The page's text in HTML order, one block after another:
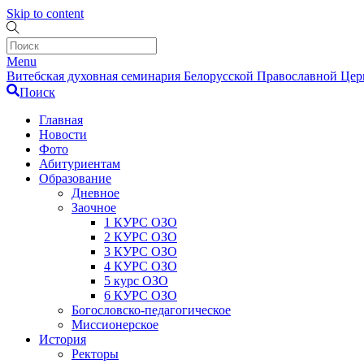
Skip to content
Menu
Витебская духовная семинария Белорусской Православной
Поиск
Главная
Новости
Фото
Абитуриентам
Образование
Дневное
Заочное
1 КУРС ОЗО
2 КУРС ОЗО
3 КУРС ОЗО
4 КУРС ОЗО
5 курс ОЗО
6 КУРС ОЗО
Богословско-педагогическое
Миссионерское
История
Ректоры